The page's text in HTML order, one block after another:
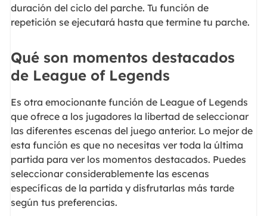
duración del ciclo del parche. Tu función de
repetición se ejecutará hasta que termine tu parche.
Qué son momentos destacados
de League of Legends
Es otra emocionante función de League of Legends
que ofrece a los jugadores la libertad de seleccionar
las diferentes escenas del juego anterior. Lo mejor de
esta función es que no necesitas ver toda la última
partida para ver los momentos destacados. Puedes
seleccionar considerablemente las escenas
específicas de la partida y disfrutarlas más tarde
según tus preferencias.